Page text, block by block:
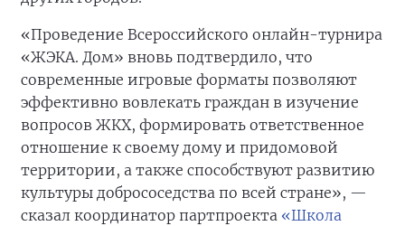
«Проведение Всероссийского онлайн-турнира
«ЖЭКА. Дом» вновь подтвердило, что
современные игровые форматы позволяют
эффективно вовлекать граждан в изучение
вопросов ЖКХ, формировать ответственное
отношение к своему дому и придомовой
территории, а также способствуют развитию
культуры добрососедства по всей стране», —
сказал координатор партпроекта «Школа